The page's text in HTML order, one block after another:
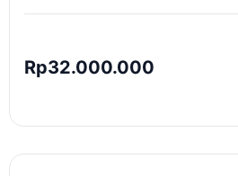
Rp32.000.000